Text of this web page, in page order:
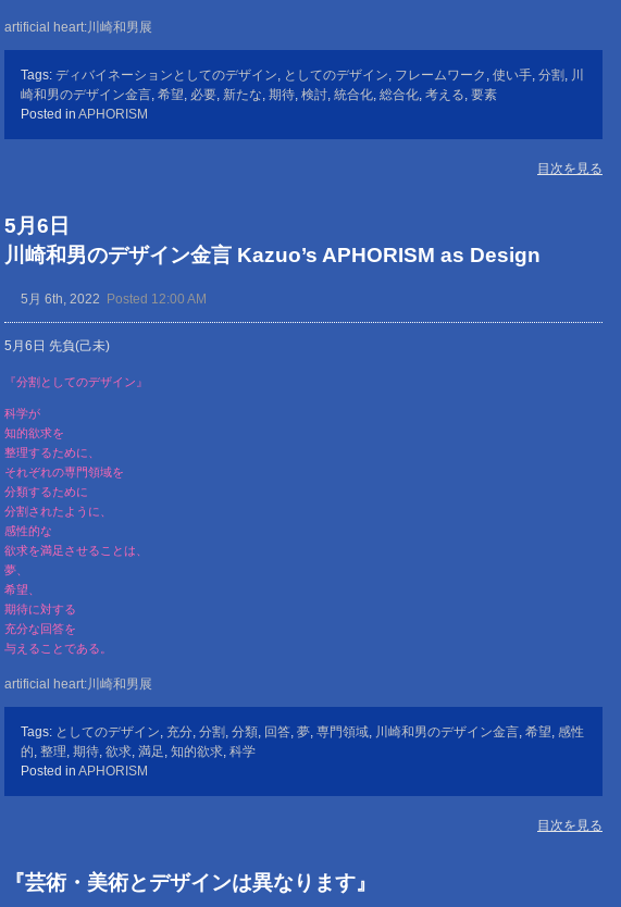
artificial heart:川崎和男展
Tags: ディバイネーションとしてのデザイン, としてのデザイン, フレームワーク , 使い手, 分割 , 川
崎和男のデザイン金言, 希望, 必要, 新たな, 期待, 検討, 統合化, 総合化, 考える, 要素
Posted in APHORISM
目次を見る
5月6日
川崎和男のデザイン金言 Kazuo’s APHORISM as Design
5月 6th, 2022 Posted 12:00 AM
5月6日 先負(己未)
『分割としてのデザイン』
科学が
知的欲求を
整理するために、
それぞれの専門領域を
分類するために
分割されたように、
感性的な
欲求を満足させることは、
夢、
希望、
期待に対する
充分な回答を
与えることである。
artificial heart:川崎和男展
Tags: としてのデザイン 充分 分割 分類 回答 夢 専門領域 川崎和男のデザイン金言 希望 感性
的 整理 期待 欲求 満足 知的欲求 科学
Posted in APHORISM
目次を見る
『芸術・美術とデザインは異なります』